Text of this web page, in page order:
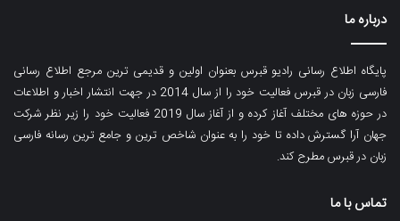
درباره ما
پایگاه اطلاع رسانی رادیو قبرس بعنوان اولین و قدیمی ترین مرجع اطلاع رسانی
فارسی زبان در قبرس فعالیت خود را از سال 2014 در جهت انتشار اخبار و اطلاعات
در حوزه های مختلف آغاز کرده و از آغاز سال 2019 فعالیت خود را زیر نظر شرکت
جهان آرا گسترش داده تا خود را به عنوان شاخص ترین و جامع ترین رسانه فارسی
زبان در قبرس مطرح کند.
تماس با ما